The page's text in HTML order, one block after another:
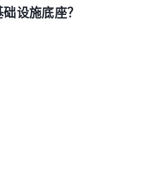
设施底座？